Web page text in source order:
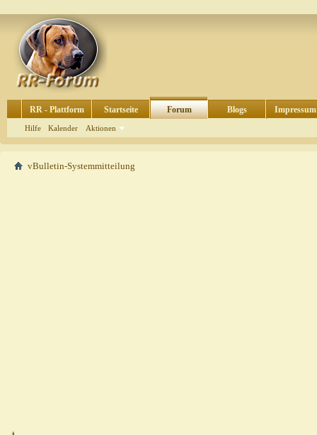
RR - Plattform Startseite Forum
Hilfe Kalender Aktionen
Blogs Impressum
vBulletin-Systemmitteilung